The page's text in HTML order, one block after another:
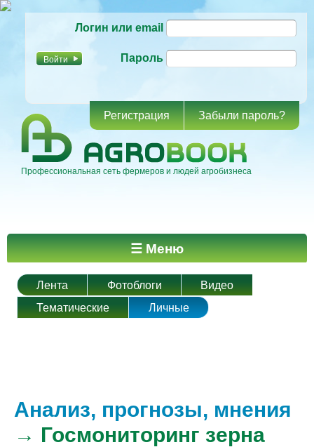
основному
Логин или email
Пароль
Регистрация Забыли пароль?
Профессиональная сеть фермеров и людей агробизнеса
Главное меню ☰ Меню
Лента Фотоблоги
Видео
Тематические
Личные
Анализ, прогнозы, мнения
→ Госмониторинг зерна